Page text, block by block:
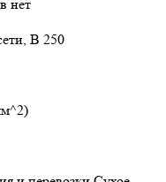
нет
В 250